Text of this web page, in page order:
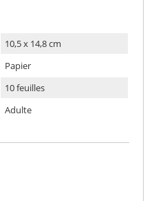
10,5 x 14,8 cm
Papier
10 feuilles
Adulte